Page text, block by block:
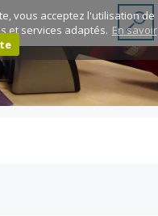
des
vous acceptez l'utilisation de
et services adaptés. En savoir